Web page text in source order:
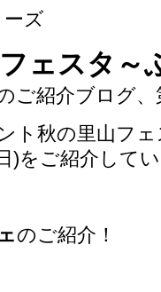
ズ
ェスタ～
ご紹介ブログ、
ト秋の里山フ
)をご紹介して
のご紹介！